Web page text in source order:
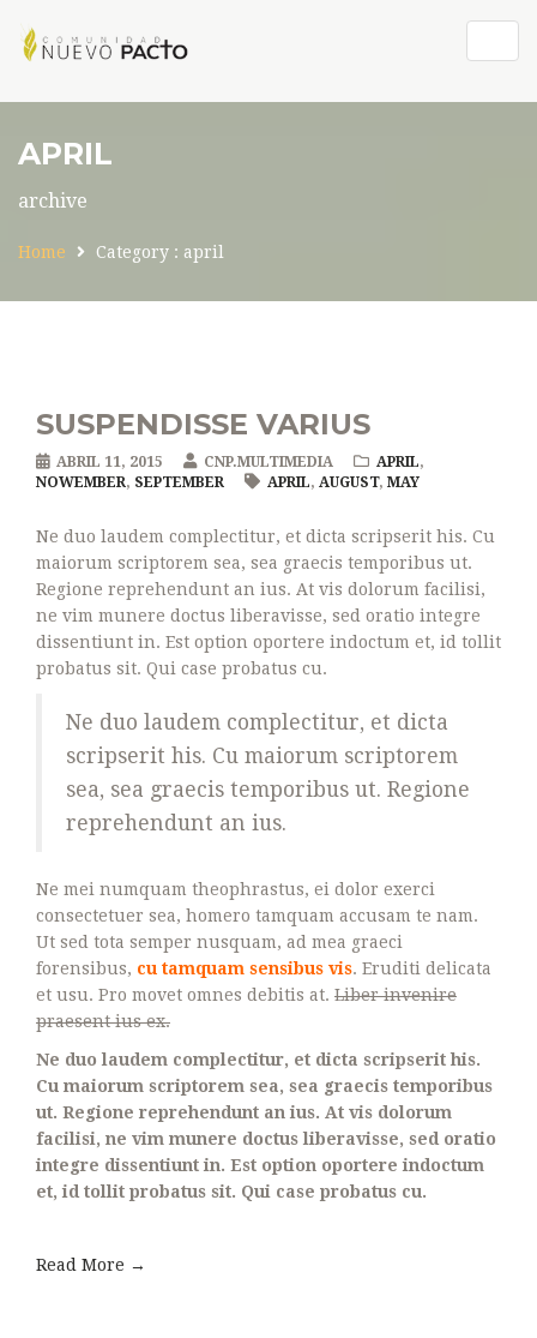
APRIL
archive
Home Category : april
SUSPENDISSE VARIUS
ABRIL 11, 2015 CNP.MULTIMEDIA APRIL,
NOWEMBER, SEPTEMBER APRIL, AUGUST, MAY
Ne duo laudem complectitur, et dicta scripserit his. Cu
maiorum scriptorem sea, sea graecis temporibus ut.
Regione reprehendunt an ius. At vis dolorum facilisi,
ne vim munere doctus liberavisse, sed oratio integre
dissentiunt in. Est option oportere indoctum et, id tollit
probatus sit. Qui case probatus cu.
Ne duo laudem complectitur, et dicta
scripserit his. Cu maiorum scriptorem
sea, sea graecis temporibus ut. Regione
reprehendunt an ius.
Ne mei numquam theophrastus, ei dolor exerci
consectetuer sea, homero tamquam accusam te nam.
Ut sed tota semper nusquam, ad mea graeci
forensibus, cu tamquam sensibus vis. Eruditi delicata
et usu. Pro movet omnes debitis at. Liber invenire
praesent ius ex.
Ne duo laudem complectitur, et dicta scripserit his.
Cu maiorum scriptorem sea, sea graecis temporibus
ut. Regione reprehendunt an ius. At vis dolorum
facilisi, ne vim munere doctus liberavisse, sed oratio
integre dissentiunt in. Est option oportere indoctum
et, id tollit probatus sit. Qui case probatus cu.
Read More →